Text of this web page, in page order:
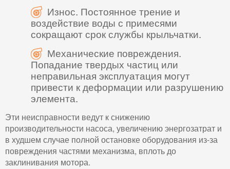
Износ. Постоянное трение и
воздействие воды с примесями
сокращают срок службы крыльчатки.
Механические повреждения.
Попадание твердых частиц или
неправильная эксплуатация могут
привести к деформации или разрушению
элемента.
Эти неисправности ведут к снижению
производительности насоса, увеличению энергозатрат и
в худшем случае полной остановке оборудования из-за
повреждения частями механизма, вплоть до
заклинивания мотора.